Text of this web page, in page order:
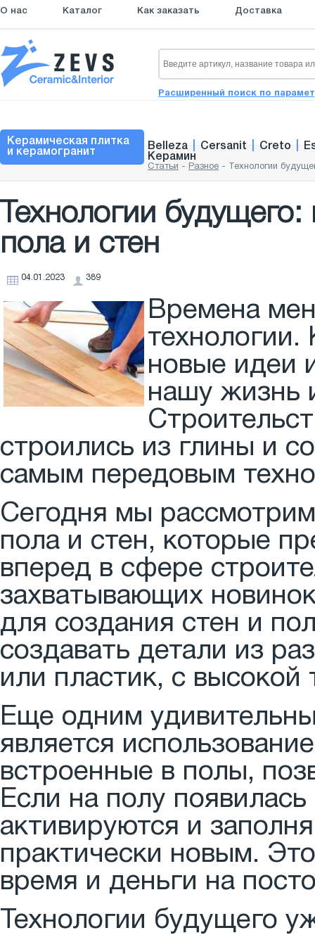
О нас Каталог Как заказать Доставка
Расширенный поиск по
Керамическая плитка
и керамогранит
Belleza Cersanit Creto
Керамин
Статьи - Разное - Технологии
Технологии
пола и стен
04.01.2023 389
Времена
новые идеи
нашу жизнь
строились из глины и
самым передовым
Сегодня мы
пола и стен, которые
вперед в сфере
захватывающих
для создания стен и
создавать детали из
или пластик, с
Еще одним
является
встроенные в полы,
Если на полу
активируются и
практически новым.
время и деньги на
Технологии будущего